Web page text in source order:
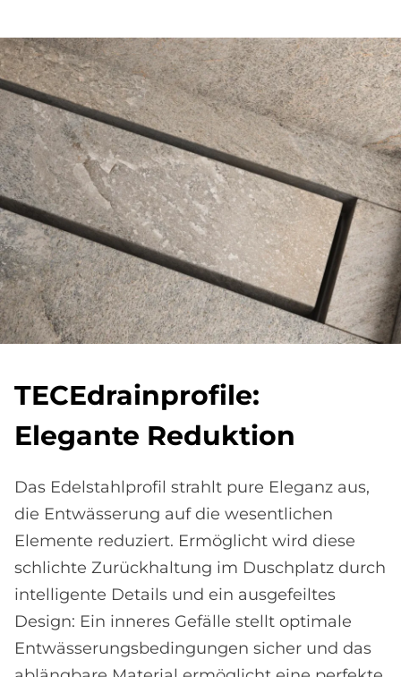
TE­CEdrain­pro­file:
Ele­gan­te Re­duk­ti­on
Das Edelstahlprofil strahlt pure Eleganz aus,
die Entwässerung auf die wesentlichen
Elemente reduziert. Ermöglicht wird diese
schlichte Zurückhaltung im Duschplatz durch
intelligente Details und ein ausgefeiltes
Design: Ein inneres Gefälle stellt optimale
Entwässerungsbedingungen sicher und das